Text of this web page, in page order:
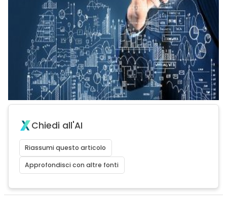
Chiedi all'AI
Riassumi questo articolo
Approfondisci con altre fonti